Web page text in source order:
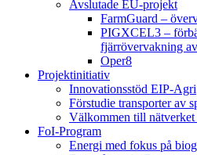
Avslutade EU-projekt
FarmGuard –
PIGXCEL3 –
fjärrövervakning
Oper8
Projektinitiativ
Innovationsstöd EIP-Agri
Förstudie transporter av
Välkommen till
FoI-Program
Energi med fokus på